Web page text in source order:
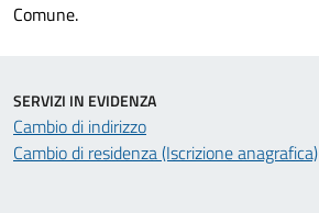
Comune.
SERVIZI IN EVIDENZA
Cambio di indirizzo
Cambio di residenza (Iscrizione anagrafica)